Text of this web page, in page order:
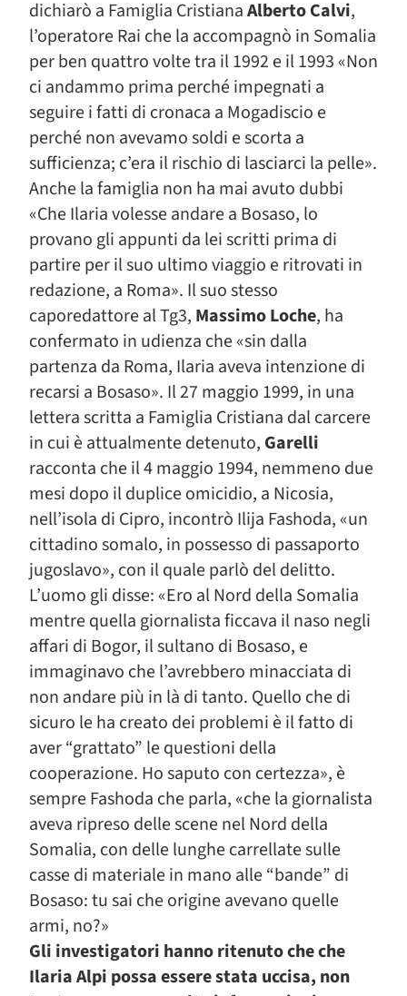
dichiarò a Famiglia CristianaAlberto Calvi,
l’operatore Rai che la accompagnò in Somalia
per ben quattro volte tra il 1992 e il 1993 «Non
ci andammo prima perché impegnati a
seguire i fatti di cronaca a Mogadiscio e
perché non avevamo soldi e scorta a
sufficienza; c’era il rischio di lasciarci la pelle».
Anche la famiglia non ha mai avuto dubbi
«Che Ilaria volesse andare a Bosaso, lo
provano gli appunti da lei scritti prima di
partire per il suo ultimo viaggio e ritrovati in
redazione, a Roma». Il suo stesso
caporedattore al Tg3, Massimo Loche, ha
confermato in udienza che «sin dalla
partenza da Roma, Ilaria aveva intenzione di
recarsi a Bosaso». Il 27 maggio 1999, in una
lettera scritta a Famiglia Cristiana dal carcere
in cui è attualmente detenuto, Garelli
racconta che il 4 maggio 1994, nemmeno due
mesi dopo il duplice omicidio, a Nicosia,
nell’isola di Cipro, incontrò Ilija Fashoda, «un
cittadino somalo, in possesso di passaporto
jugoslavo», con il quale parlò del delitto.
L’uomo gli disse: «Ero al Nord della Somalia
mentre quella giornalista ficcava il naso negli
affari di Bogor, il sultano di Bosaso, e
immaginavo che l’avrebbero minacciata di
non andare più in là di tanto. Quello che di
sicuro le ha creato dei problemi è il fatto di
aver “grattato” le questioni della
cooperazione. Ho saputo con certezza», è
sempre Fashoda che parla, «che la giornalista
aveva ripreso delle scene nel Nord della
Somalia, con delle lunghe carrellate sulle
casse di materiale in mano alle “bande” di
Bosaso: tu sai che origine avevano quelle
armi, no?»
Gli investigatori hanno ritenuto che che
Ilaria Alpi possa essere stata uccisa, non